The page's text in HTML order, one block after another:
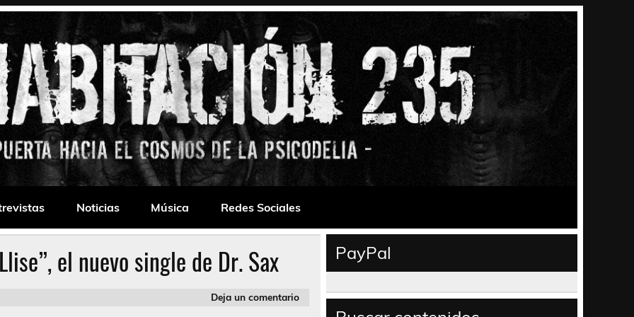
Noticias Música Redes Sociales
el nuevo single de Dr. Sax
Deja un comentario
PayPal